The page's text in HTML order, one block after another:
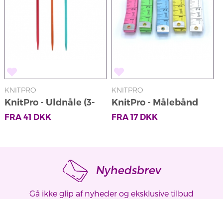
KNITPRO
KnitPro - Uldnåle (3-
pak)
FRA 41 DKK
KNITPRO
KnitPro - Målebånd
FRA 17DKK
Nyhedsbrev
Gå ikke glip af nyheder og eksklusive tilbud